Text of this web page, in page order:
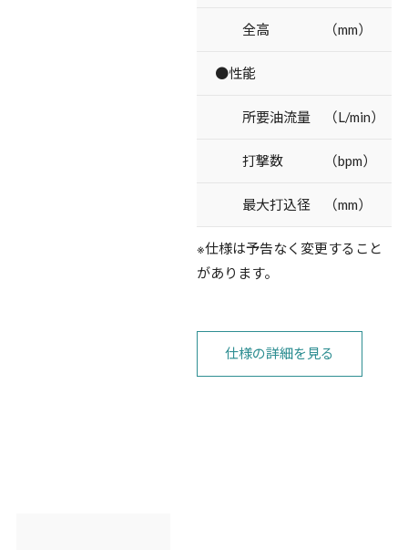
全高 （mm）
●性能
所要油流量 （L/min）
打撃数 （bpm）
最大打込径 （mm）
※仕様は予告なく変更すること
があります。
仕様の詳細を見る